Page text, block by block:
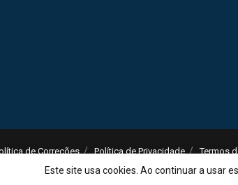
de Correções Política de Privacidade Termos
mundo - ISSN: 1516-294X - contato@jornaldatarde.com
Este site usa cookies. Ao continuar a usar